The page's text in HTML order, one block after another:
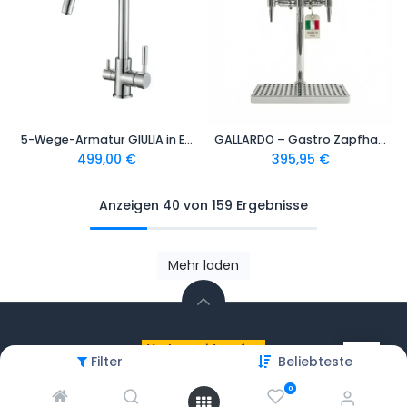
Filter Beliebteste
0
5-Wege-Armatur GIULIA in Edelstahl Massiv - Wasserhahn aus massivem 304 Edelstahl, 360° drehbar
499,00 €
GALLARDO – Gastro Zapfhahn für Trink- & Sprudelwasser | Edelstahl verchromt | UNO · DUE · TRIO | Made in Italy
395,95 €
Anzeigen 40 von 159 Ergebnisse
Mehr laden
Vertrag widerrufen